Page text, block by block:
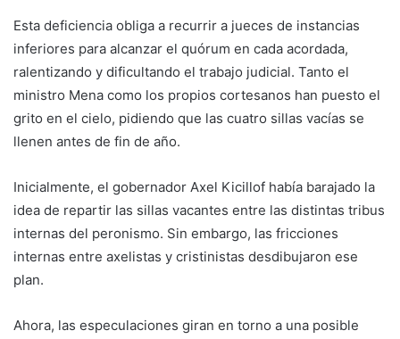
Esta deficiencia obliga a recurrir a jueces de instancias
inferiores para alcanzar el quórum en cada acordada,
ralentizando y dificultando el trabajo judicial. Tanto el
ministro Mena como los propios cortesanos han puesto el
grito en el cielo, pidiendo que las cuatro sillas vacías se
llenen antes de fin de año.
Inicialmente, el gobernador Axel Kicillof había barajado la
idea de repartir las sillas vacantes entre las distintas tribus
internas del peronismo. Sin embargo, las fricciones
internas entre axelistas y cristinistas desdibujaron ese
plan.
Ahora, las especulaciones giran en torno a una posible